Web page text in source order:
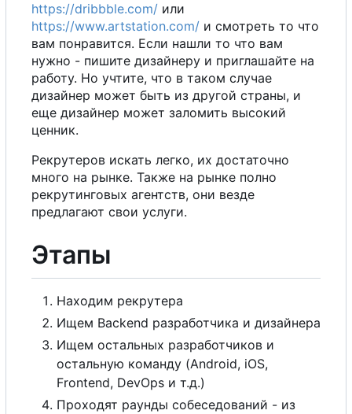
https://dribbble.com/ или
https://www.artstation.com/ и смотреть то что
вам понравится. Если нашли то что вам
нужно - пишите дизайнеру и приглашайте на
работу. Но учтите, что в таком случае
дизайнер может быть из другой страны, и
еще дизайнер может заломить высокий
ценник.
Рекрутеров искать легко, их достаточно
много на рынке. Также на рынке полно
рекрутинговых агентств, они везде
предлагают свои услуги.
Этапы
Находим рекрутера
Ищем Backend разработчика и дизайнера
Ищем остальных разработчиков и
остальную команду (Android, iOS,
Frontend, DevOps и т.д.)
Проходят раунды собеседований - из